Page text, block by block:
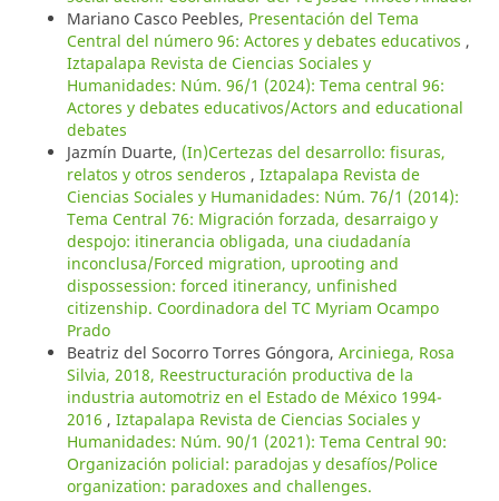
Mariano Casco Peebles, Presentación del Tema
Central del número 96: Actores y debates educativos ,
Iztapalapa Revista de Ciencias Sociales y
Humanidades: Núm. 96/1 (2024): Tema central 96:
Actores y debates educativos/Actors and educational
debates
Jazmín Duarte, (In)Certezas del desarrollo: fisuras,
relatos y otros senderos , Iztapalapa Revista de
Ciencias Sociales y Humanidades: Núm. 76/1 (2014):
Tema Central 76: Migración forzada, desarraigo y
despojo: itinerancia obligada, una ciudadanía
inconclusa/Forced migration, uprooting and
dispossession: forced itinerancy, unfinished
citizenship. Coordinadora del TC Myriam Ocampo
Prado
Beatriz del Socorro Torres Góngora, Arciniega, Rosa
Silvia, 2018, Reestructuración productiva de la
industria automotriz en el Estado de México 1994-
2016 , Iztapalapa Revista de Ciencias Sociales y
Humanidades: Núm. 90/1 (2021): Tema Central 90:
Organización policial: paradojas y desafíos/Police
organization: paradoxes and challenges.